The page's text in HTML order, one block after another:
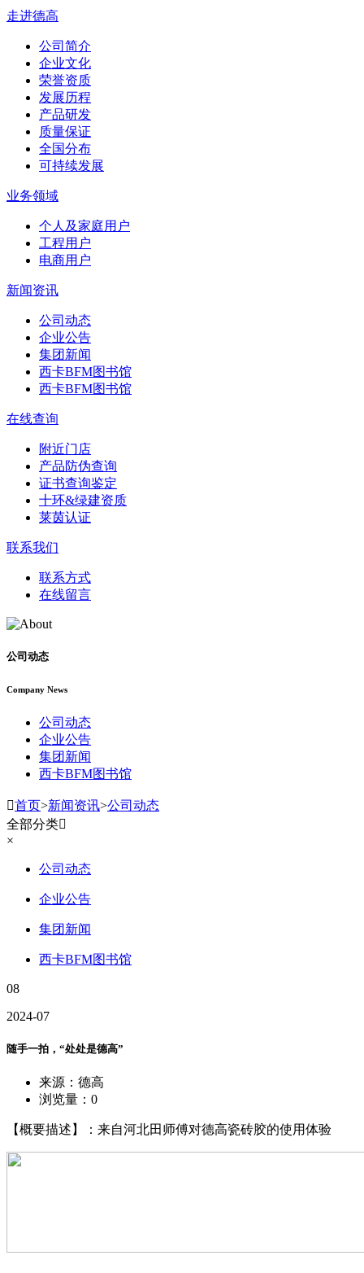
走进德高
公司简介
企业文化
荣誉资质
发展历程
产品研发
质量保证
全国分布
可持续发展
业务领域
个人及家庭用户
工程用户
电商用户
新闻资讯
公司动态
企业公告
集团新闻
西卡BFM图书馆
西卡BFM图书馆
在线查询
附近门店
产品防伪查询
证书查询鉴定
十环&绿建资质
莱茵认证
联系我们
联系方式
在线留言
公司动态
Company News
公司动态
企业公告
集团新闻
西卡BFM图书馆
首页>新闻资讯>公司动态
全部分类
×
公司动态
企业公告
集团新闻
西卡BFM图书馆
08
2024-07
随手一拍，“处处是德高”
来源：德高
浏览量： 0
【概要描述】：来自河北田师傅对德高瓷砖胶的使用体验